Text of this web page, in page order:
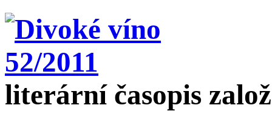
literární časopis